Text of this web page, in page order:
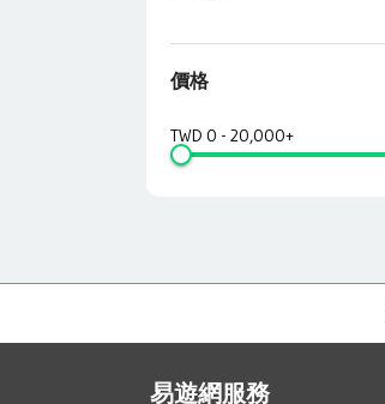
價格
TWD 0 - 20,000+
易遊網服務